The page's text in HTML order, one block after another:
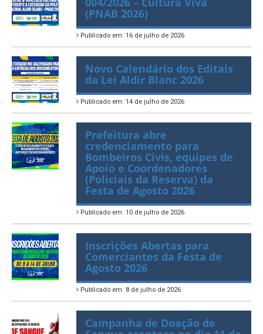
Resultado Final do Edital nº
004/2026 – Cultura Viva
(PNAB 2026)
Novo Calendário dos Editais
da Lei Aldir Blanc 2026
Prefeitura abre
credenciamento para
Bombeiros Civis, equipes de
Apoio e Coordenadores
(Policiais da Reserva) da
Festa de Agosto 2026
Inscrições Abertas para
Comerciantes da Festa de
Agosto 2026